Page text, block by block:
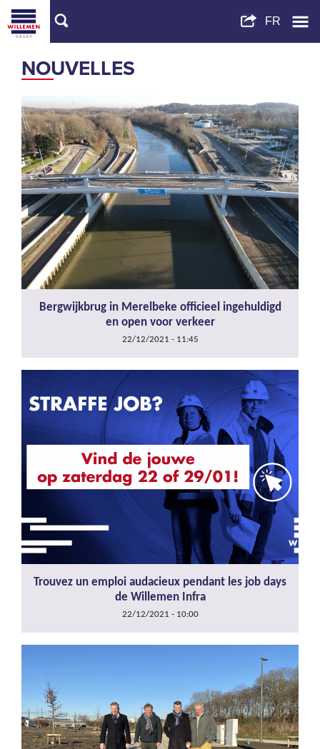
NOUVELLES
Bergwijkbrug in Merelbeke officieel ingehuldigd
en open voor verkeer
22/12/2021 - 11:45
Trouvez un emploi audacieux pendant les job days
de Willemen Infra
22/12/2021 - 10:00